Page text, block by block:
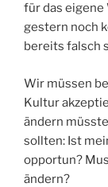
für das eigene
gestern noch
bereits falsch
Wir müssen
Kultur
ändern
sollten: Ist
opportun?
ändern?